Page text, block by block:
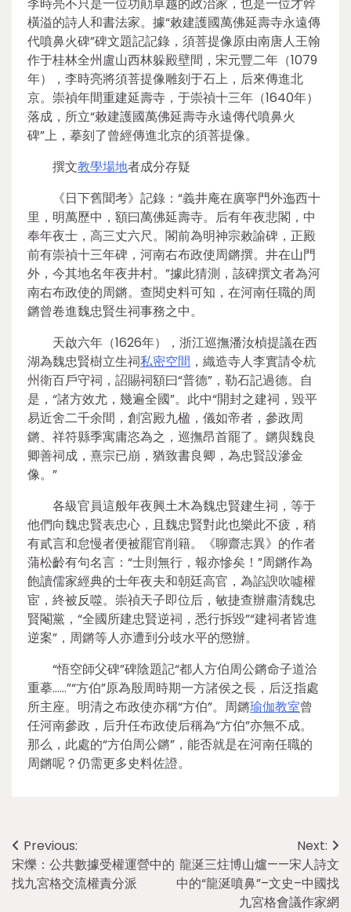
橫溢的詩人和書法家。據“敕建護國萬佛延壽寺永遠傳
代噴鼻火碑”碑文題記記錄，須菩提像原由南唐人王翰
作于桂林全州盧山西林躲殿壁間，宋元豐二年（1079
年），李時亮將須菩提像雕刻于石上，后來傳進北
京。崇禎年間重建延壽寺，于崇禎十三年（1640年）
落成，所立“敕建護國萬佛延壽寺永遠傳代噴鼻火
碑”上，摹刻了曾經傳進北京的須菩提像。
撰文教學場地者成分存疑
《日下舊聞考》記錄：“義井庵在廣寧門外迤西十
里，明萬歷中，額曰萬佛延壽寺。后有年夜悲閣，中
奉年夜士，高三丈六尺。閣前為明神宗敕諭碑，正殿
前有崇禎十三年碑，河南右布政使周鏘撰。井在山門
外，今其地名年夜井村。”據此猜測，該碑撰文者為河
南右布政使的周鏘。查閱史料可知，在河南任職的周
鏘曾卷進魏忠賢生祠事務之中。
天啟六年（1626年），浙江巡撫潘汝楨提議在西
湖為魏忠賢樹立生祠私密空間 ，織造寺人李實請令杭
州衛百戶守祠，詔賜祠額曰“普德”，勒石記過德。自
是，“諸方效尤，幾遍全國”。此中“開封之建祠，毀平
易近舍二千余間，創宮殿九楹，儀如帝者，參政周
鏘、祥符縣季寓庸恣為之，巡撫昂首罷了。鏘與魏良
卿善祠成，熹宗已崩，猶致書良卿，為忠賢設滲金
像。”
各級官員這般年夜興土木為魏忠賢建生祠，等于
他們向魏忠賢表忠心，且魏忠賢對此也樂此不疲，稍
有貳言和怠慢者便被罷官削籍。《聊齋志異》的作者
蒲松齡有句名言：“士則無行，報亦慘矣！”周鏘作為
飽讀儒家經典的士年夜夫和朝廷高官，為諂諛吹噓權
宦，終被反噬。崇禎天子即位后，敏捷查辦肅清魏忠
賢閹黨，“全國所建忠賢逆祠，悉行拆毀”“建祠者皆進
逆案”，周鏘等人亦遭到分歧水平的懲辦。
“悟空師父碑”碑陰題記“都人方伯周公鏘命子道洽
重摹……”“方伯”原為殷周時期一方諸侯之長，后泛指處
所主座。明清之布政使亦稱“方伯”。周鏘瑜伽教室曾
任河南參政，后升任布政使后稱為“方伯”亦無不成。
那么，此處的“方伯周公鏘”，能否就是在河南任職的
周鏘呢？仍需更多史料佐證。
Post
navigation
Previous:
宋爍：公共數據受權運營中的
找九宮格交流權責分派
Next:
龍涎三炷博山爐——宋人詩文
中的“龍涎噴鼻”–文史–中國找
九宮格會議作家網